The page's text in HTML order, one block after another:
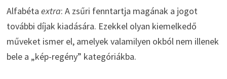
Alfabéta extra: A zsűri fenntartja magának a jogot
további díjak kiadására. Ezekkel olyan kiemelkedő
műveket ismer el, amelyek valamilyen okból nem illenek
bele a „kép-regény” kategóriákba.